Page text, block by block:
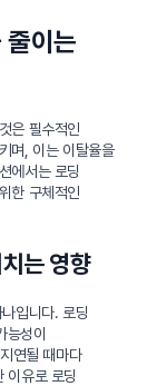
줄이는
은 필수적인
며, 이는 이탈율을
에서는 로딩
한 구체적인
는 영향
입니다. 로딩
성이
연될 때마다
이유로 로딩